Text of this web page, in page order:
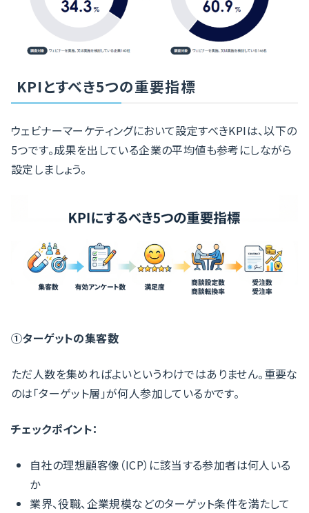
KPIとすべき5つの重要指標
ウェビナーマーケティングにおいて設定すべきKPIは、以下の
5つです。成果を出している企業の平均値も参考にしながら
設定しましょう。
①ターゲットの集客数
ただ人数を集めればよいというわけではありません。重要な
のは「ターゲット層」が何人参加しているかです。
チェックポイント：
自社の理想顧客像（ICP）に該当する参加者は何人いる
か
業界、役職、企業規模などのターゲット条件を満たして